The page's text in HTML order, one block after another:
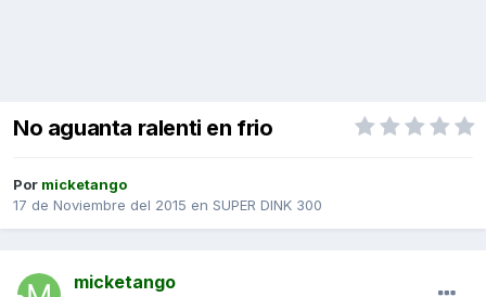
No aguanta ralenti en frio
Por micketango
17 de Noviembre del 2015 en SUPER DINK 300
micketango